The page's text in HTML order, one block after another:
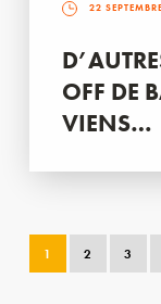
22 SEPTEMBRE
OFF DE
VIENS…
1 2 3